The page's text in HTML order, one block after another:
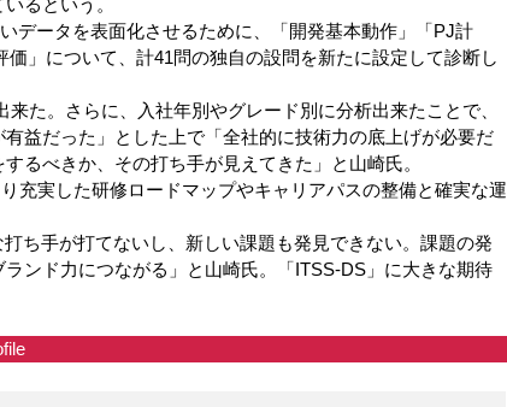
るという。
データを表面化させるために、「開発基本動作」「PJ計
」について、計41問の独自の設問を新たに設定して診断し
た。さらに、入社年別やグレード別に分析出来たことで、
益だった」とした上で「全社的に技術力の底上げが必要だ
るべきか、その打ち手が見えてきた」と山崎氏。
実した研修ロードマップやキャリアパスの整備と確実な運
ち手が打てないし、新しい課題も発見できない。課題の発
ンド力につながる」と山崎氏。「ITSS-DS」に大きな期待